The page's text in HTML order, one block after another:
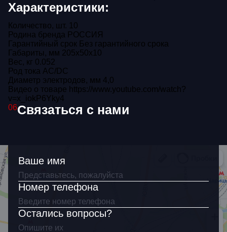
Характеристики:
Количество, шт. 10
Родина бренда РОССИЯ
Гарантийный срок Без гарантийного срока
Габариты, мм 205x50x10
Вес, кг 0.052
Род тока AC/DC
Диаметр электродов, мм 4,0
Видео о товаре https://www.youtube.com/watch?
v=x_iokP6Yky4
06Связаться с нами
Ваше имя
Номер телефона
Остались вопросы?
Как связаться?